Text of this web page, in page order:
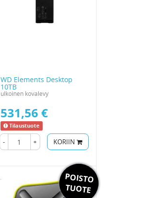
WD Elements Desktop
10TB
ulkoinen kovalevy
531,56 €
Tilaustuote
- + KORIIN
Toimitus
0€
POISTO
TUOTE